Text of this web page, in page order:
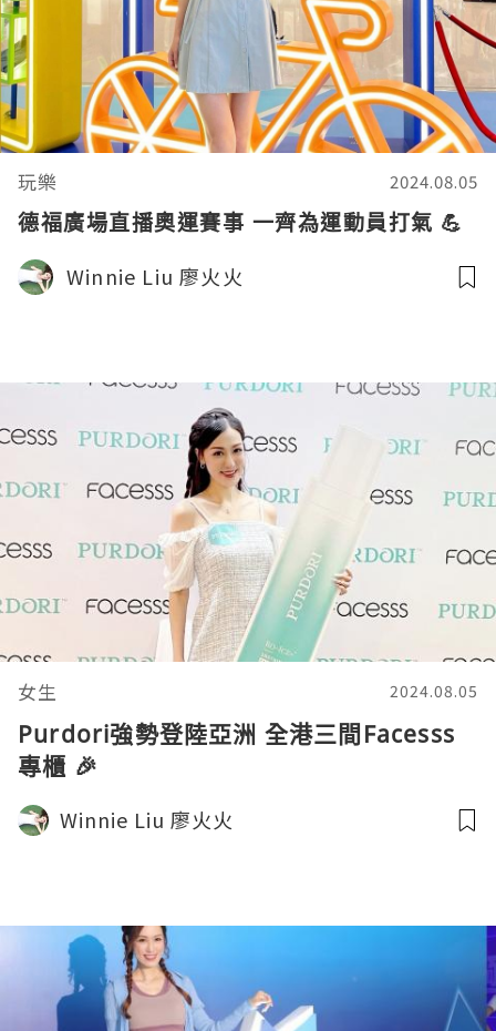
玩樂 2024.08.05
德福廣場直播奧運賽事 一齊為運動員打氣 💪
Winnie Liu 廖火火
女生 2024.08.05
Purdori強勢登陸亞洲 全港三間Facesss
專櫃 🎉
Winnie Liu 廖火火